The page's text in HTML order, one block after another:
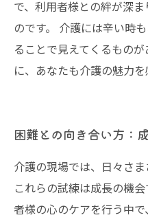
で、利用者様との絆が深
のです。 介護には辛い時
ることで見えてくるもの
に、あなたも介護の魅力
困難との向き合い方：
介護の現場では、日々さま
これらの試練は成長の機
者様の心のケアを行う中